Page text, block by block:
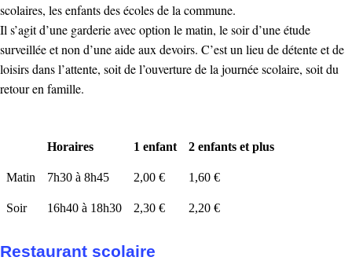
scolaires, les enfants des écoles de la commune.
Il s’agit d’une garderie avec option le matin, le soir d’une étude
surveillée et non d’une aide aux devoirs. C’est un lieu de détente et de
loisirs dans l’attente, soit de l’ouverture de la journée scolaire, soit du
retour en famille.
Horaires 1 enfant 2 enfants et plus
Matin 7h30 à 8h45 2,00 € 1,60 €
Soir 16h40 à 18h30 2,30 € 2,20 €
Restaurant scolaire